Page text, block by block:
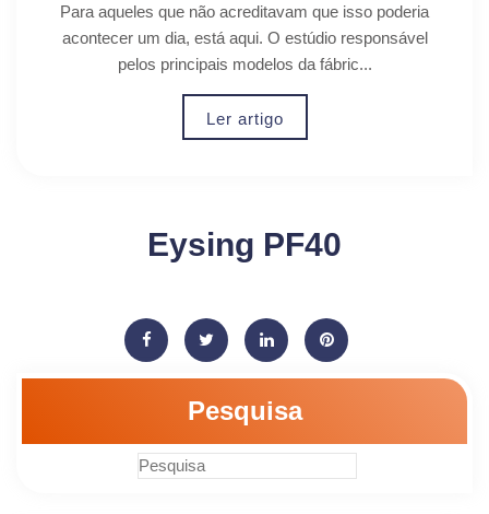
Para aqueles que não acreditavam que isso poderia
acontecer um dia, está aqui. O estúdio responsável
pelos principais modelos da fábric...
Ler artigo
Eysing PF40
Pesquisa